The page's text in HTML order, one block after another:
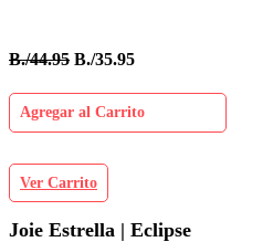
B./44.95 B./35.95
Agregar al Carrito
Ver Carrito
Joie Estrella | Eclipse